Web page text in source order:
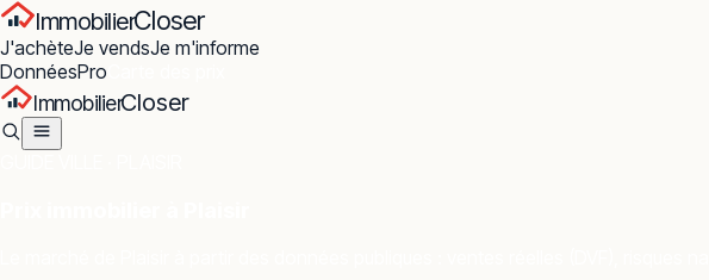
ImmobilierCloser
J'achèteJe vendsJe m'informe
DonnéesPro
ImmobilierCloser